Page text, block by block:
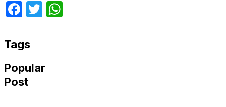
Facebook
Twitter
Tags
Popular
Post